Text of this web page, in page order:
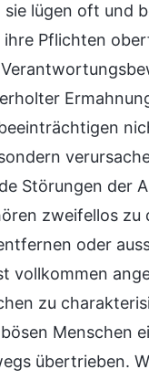
sie lügen oft und
ihre Pflichten
Störungen der
zweifellos zu
oder
vollkommen
zu
Menschen
übertrieben.